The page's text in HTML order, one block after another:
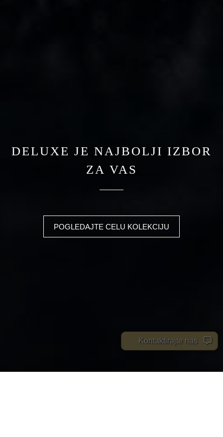
DELUXE JE NAJBOLJI IZBOR
ZA VAS
POGLEDAJTE CELU KOLEKCIJU
Kontaktirajte nas